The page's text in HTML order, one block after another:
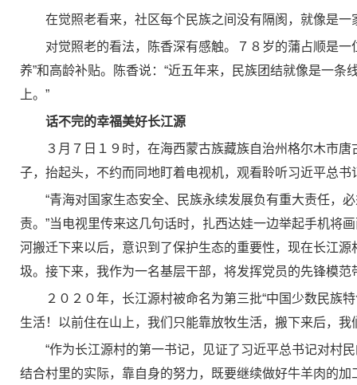
在觉照老看来，社区每个民族之间没有隔阂，就像是
对觉照老的看法，陈香深有感触。７８岁的蒲占顺是
养”和高龄补贴。陈香说：“近五年来，民族团结就像是一
上。”
话不完的幸福美好长江源
３月７日１９时，在海西蒙古族藏族自治州格尔木市
子，抬起头，不约而同地盯着电视机，观看聆听习近平总
“青海对国家生态安全、民族永续发展负有重大责任，
责。”当电视里传来这几句话时，扎西达娃一边举起手机将
河搬迁下来以后，意识到了保护生态的重要性，现在长江
圾。接下来，我作为一名基层干部，将发挥党员的先锋模
２０２０年，长江源村被命名为第三批“中国少数民族
生活！以前住在山上，我们只能靠放牧生活，搬下来后，我
“作为长江源村的第一书记，见证了习近平总书记对村
结合村里的实际，靠自身的努力，既要继续做好牛羊肉的